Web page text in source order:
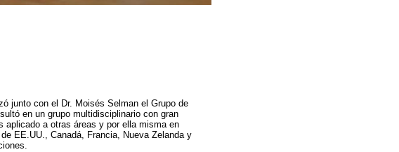
junto con el Dr. Moisés Selman el Grupo de
en un grupo multidisciplinario con gran
aplicado a otras áreas y por ella misma en
EE.UU., Canadá, Francia, Nueva Zelanda y